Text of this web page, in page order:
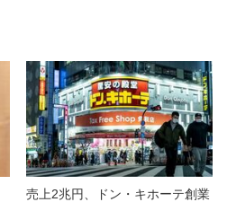
売上2兆円、ドン・キホーテ創業